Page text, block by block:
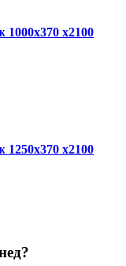
х2100
х2100